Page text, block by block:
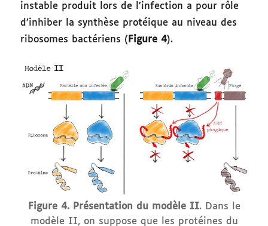
instable produit lors de l’infection a pour rôle
d’inhiber la synthèse protéique au niveau des
ribosomes bactériens ( Figure 4).
Figure 4. Présentation du modèle II. Dans le
modèle II, on suppose que les protéines du